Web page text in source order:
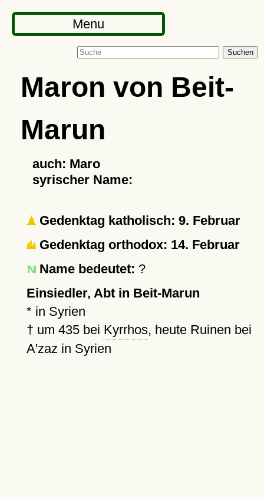
Menu
Suchen
Maron von Beit-
Marun
auch: Maro
syrischer Name:
Gedenktag katholisch: 9. Februar
Gedenktag orthodox: 14. Februar
Name bedeutet: ?
Einsiedler, Abt in Beit-Marun
* in Syrien
† um 435bei Kyrrhos, heute Ruinen bei
A'zaz in Syrien